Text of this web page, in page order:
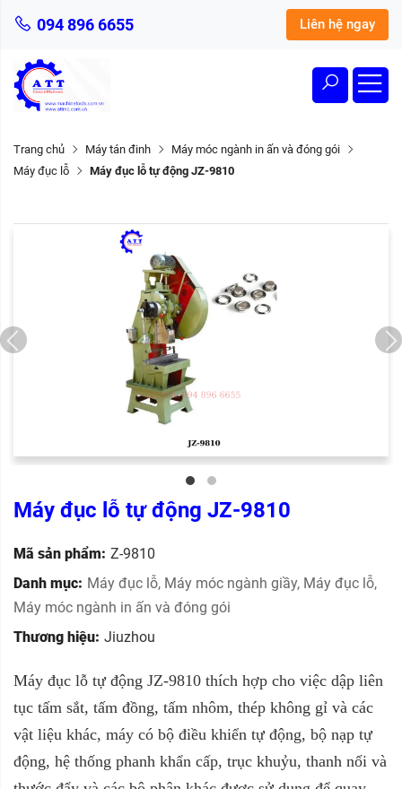
094 896 6655 Liên hệ ngay
Trang chủ Máy tán đinh
Máy móc ngành in ấn và đóng gói
Máy đục lỗ
Máy đục lỗ tự động JZ-9810
Máy đục lỗ tự động JZ-9810
Mã sản phẩm: Z-9810
Danh mục: Máy đục lỗ, Máy móc ngành giầy, Máy đục lỗ,
Máy móc ngành in ấn và đóng gói
Thương hiệu: Jiuzhou
Máy đục lỗ tự động JZ-9810 thích hợp cho việc dập liên
tục tấm sắt, tấm đồng, tấm nhôm, thép không gỉ và các
vật liệu khác, máy có bộ điều khiển tự động, bộ nạp tự
động, hệ thống phanh khẩn cấp, trục khuỷu, thanh nối và